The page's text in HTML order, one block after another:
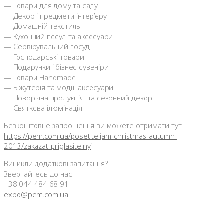
— Товари для дому та саду
— Декор і предмети інтер’єру
— Домашній текстиль
— Кухонний посуд та аксесуари
— Сервірувальний посуд
— Господарські товари
— Подарунки і бізнес сувеніри
— Товари Handmade
— Біжутерія та модні аксесуари
— Новорічна продукція та сезонний декор
— Святкова ілюмінація
Безкоштовне запрошення ви можете отримати тут:
https://pem.com.ua/posetiteljam-christmas-autumn-
2013/zakazat-priglasitelnyj
Виникли додаткові запитання?
Звертайтесь до нас!
+38 044 484 68 91
expo@pem.com.ua